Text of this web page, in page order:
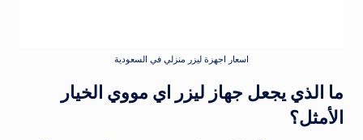
اسعار اجهزة ليزر منزلي في السعودية
ما الذي يجعل جهاز ليزر اي مووي الخيار
الأمثل؟